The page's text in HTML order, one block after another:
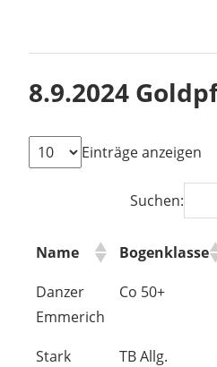
8.9.2024
Einträge anzeigen
Suchen:
Name Bogenklasse
Danzer
Emmerich
Co 50+
Stark
TB Allg.